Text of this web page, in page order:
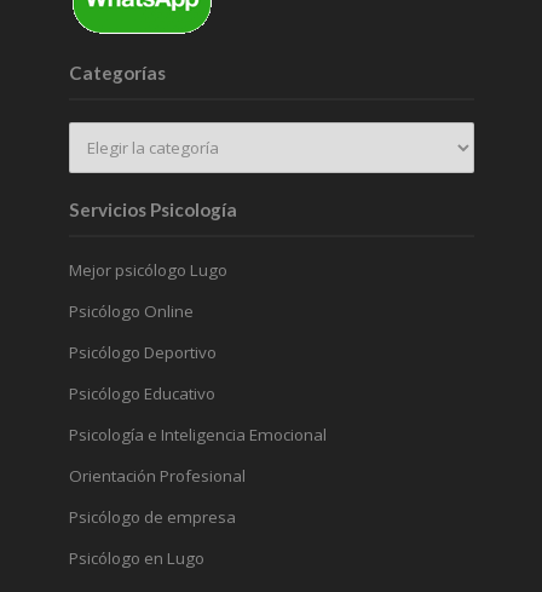
Categorías
Servicios Psicología
Mejor psicólogo Lugo
Psicólogo Online
Psicólogo Deportivo
Psicólogo Educativo
Psicología e Inteligencia Emocional
Orientación Profesional
Psicólogo de empresa
Psicólogo en Lugo